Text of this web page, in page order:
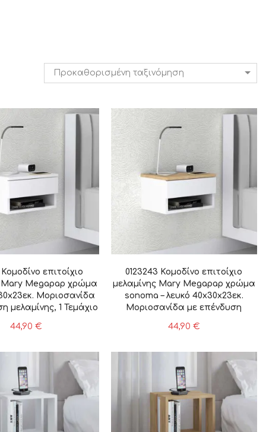
Προκαθορισμένη ταξινόμηση
Κομοδίνο επιτοίχιο
Mary Megapap χρώμα
Μοριοσανίδα
μελαμίνης, 1 Τεμάχιο
44,90 €
0123243 Κομοδίνο επιτοίχιο
μελαμίνης Mary Megapap χρώμα
sonoma – λευκό 40x30x23εκ.
Μοριοσανίδα με επένδυση
44,90 €